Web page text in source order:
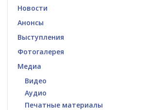
Новости
Анонсы
Выступления
Фотогалерея
Медиа
Видео
Аудио
Печатные материалы